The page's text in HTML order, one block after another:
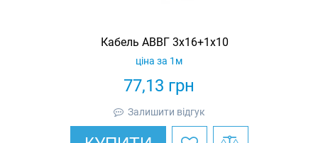
Кабель АВВГ 3х16+1х10
77,13 грн
ціна за 1м
Залишити відгук